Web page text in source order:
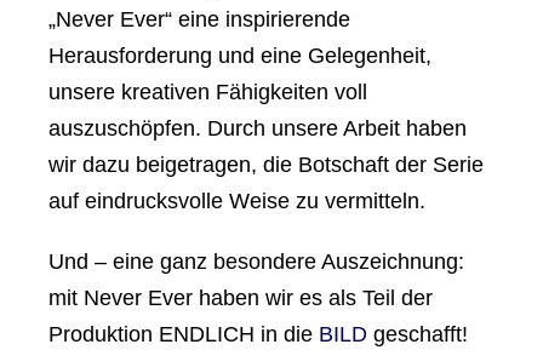
„Never Ever“ eine inspirierende
Herausforderung und eine Gelegenheit,
unsere kreativen Fähigkeiten voll
auszuschöpfen. Durch unsere Arbeit haben
wir dazu beigetragen, die Botschaft der Serie
auf eindrucksvolle Weise zu vermitteln.
Und – eine ganz besondere Auszeichnung:
mit Never Ever haben wir es als Teil der
Produktion ENDLICH in die BILD geschafft!